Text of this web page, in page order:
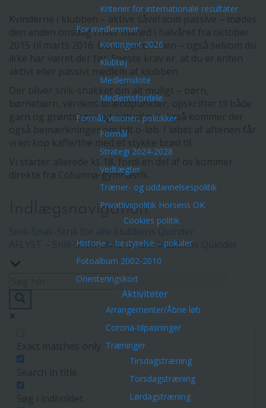
Kriterier for internationale resultater
For medlemmer
Kontingent 2026
Klubtøj
Medlemsliste
Medlemsfordele
Formål, visioner, politikker
Formål
Strategi 2024-2028
Vedtægter
Træner- og uddannelsespolitik
Privatlivspolitik Horsens OK
Cookies politik
Historie – bestyrelse – pokaler
Fotoalbum 2002-2010
Orienteringskort
Aktiviteter
Arrangementer/Åbne løb
Corona-tilpasninger
Træninger
Tirsdagstræning
Torsdagstræning
Lørdagstræning
den anden onsdag i hver måned i halvåret fra oktober
2015 til marts 2016. Du er velkommen – også selvom du
ikke har været der før. Eneste krav er, at du er enten
aktivt eller passivt medlem af klubben.
børnebørn, verdens brændpunkter, opskrifter til både
garn og grøntsager og naturligvis også kommer der
også bemærkninger om lidt o-løb. I løbet af aftenen får
direkte fra Columna-gymnastik.
Indlægsnavigation
AFLYST – Snik-Snak-Strik for alle klubbens Quinder